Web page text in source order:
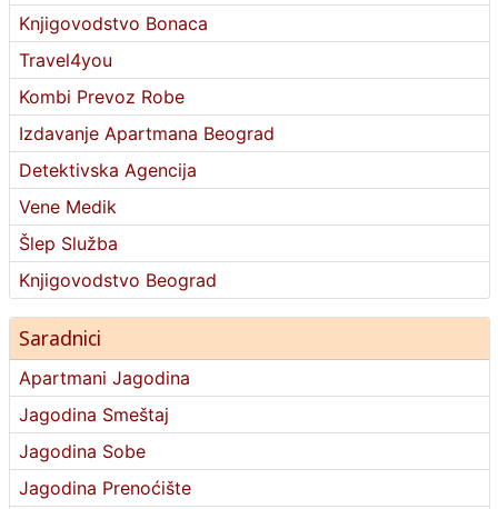
Knjigovodstvo Bonaca
Travel4you
Kombi Prevoz Robe
Izdavanje Apartmana Beograd
Detektivska Agencija
Vene Medik
Šlep Služba
Knjigovodstvo Beograd
Saradnici
Apartmani Jagodina
Jagodina Smeštaj
Jagodina Sobe
Jagodina Prenoćište